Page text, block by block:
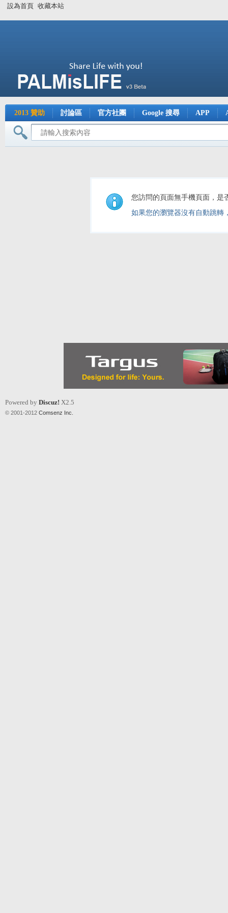
設為首頁 收藏本站
2013 贊助 討論區 官方社團 Google 搜尋 APP
您訪問的頁面無手機頁面，是
如果您的瀏覽器沒有自動跳轉
Powered by Discuz! X2.5
© 2001-2012 Comsenz Inc.